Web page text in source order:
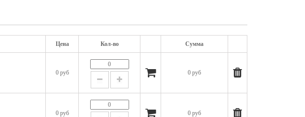
Цена Кол-во Сумма
0 руб 0 руб
0 руб 0 руб